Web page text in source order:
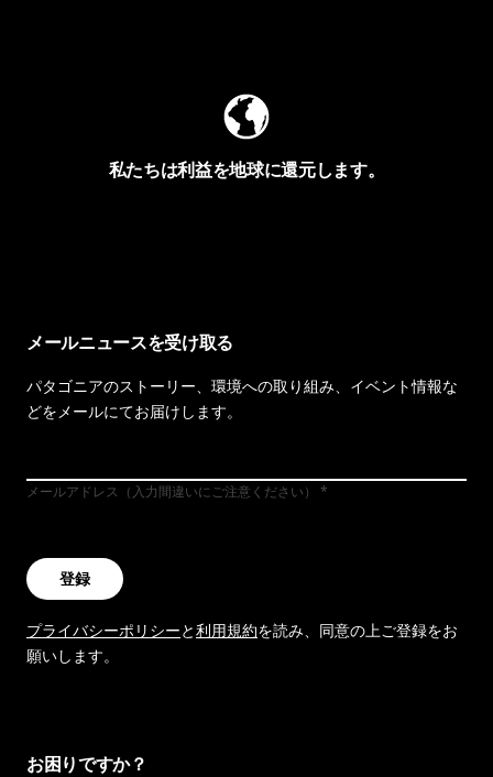
私たちは利益を地球に還元します。
メールニュースを受け取る
パタゴニアのストーリー、環境への取り組み、イベント情報な
どをメールにてお届けします。
メールアドレス（入力間違いにご注意ください）
登録
プライバシーポリシーと利用規約を読み、同意の上ご登録をお
願いします。
お困りですか？